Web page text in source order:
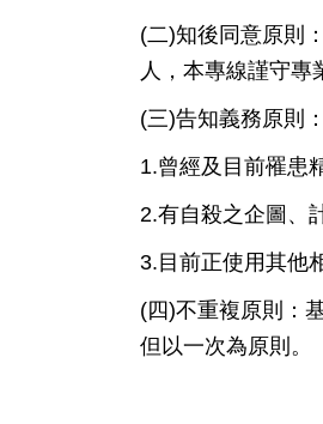
(二)知後同意原則
人，本專線謹守專
(三)告知義務原則
1.曾經及目前罹患
2.有自殺之企圖、
3.目前正使用其他
(四)不重複原則：
但以一次為原則。